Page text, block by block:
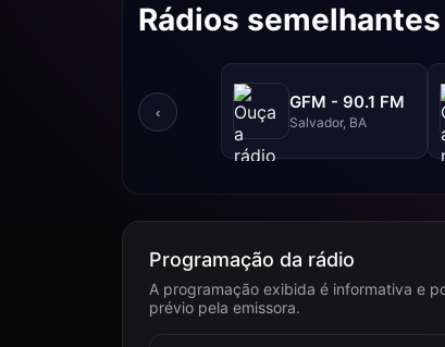
Rádios semelhantes
‹
GFM - 90.1 FM
Salvador, BA
Programação da rádio
A programação exibida é informativa e
prévio pela emissora.